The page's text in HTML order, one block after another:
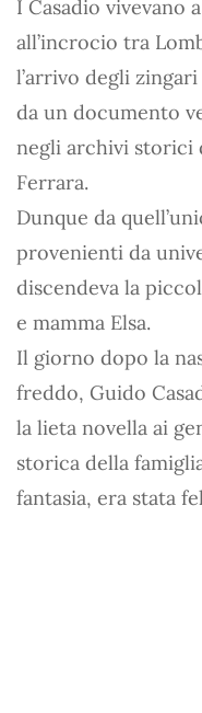
I Casadio vivevano
all’incrocio tra
l’arrivo degli
da un documento
negli archivi storici
Ferrara.
Dunque da
provenienti da
discendeva la
e mamma Elsa.
Il giorno dopo la
freddo, Guido
la lieta novella ai
storica della
fantasia, era stata